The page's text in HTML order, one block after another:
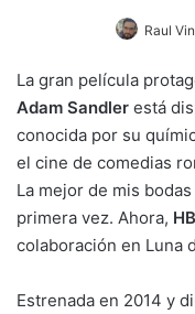
Raul
La gran película
Adam Sandler está
conocida por su
el cine de comedias
La mejor de mis
primera vez. Ahora,
colaboración en Luna
Estrenada en 2014 y